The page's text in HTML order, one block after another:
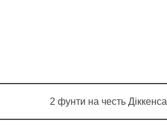
2 фунти на честь Діккенса